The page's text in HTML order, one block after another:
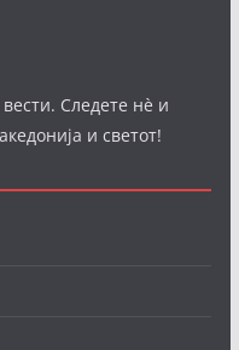
Следете нè и
и светот!